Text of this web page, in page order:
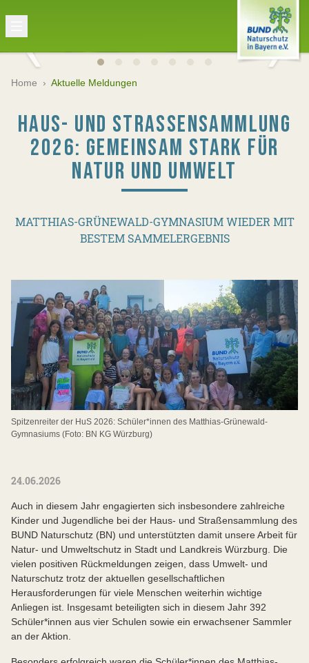
Home › Aktuelle Meldungen
HAUS- UND STRASSENSAMMLUNG 2
026: GEMEINSAM STARK FÜR N
ATUR UND UMWELT
MATTHIAS-GRÜNEWALD-GYMNASIUM WIEDER MIT
BESTEM SAMMELERGEBNIS
Spitzenreiter der HuS 2026: Schüler*innen des Matthias-Grünewald-
Gymnasiums (Foto: BN KG Würzburg)
24.06.2026
Auch in diesem Jahr engagierten sich insbesondere zahlreiche
Kinder und Jugendliche bei der Haus- und Straßensammlung des
BUND Naturschutz (BN) und unterstützten damit unsere Arbeit für
Natur- und Umweltschutz in Stadt und Landkreis Würzburg. Die
vielen positiven Rückmeldungen zeigen, dass Umwelt- und
Naturschutz trotz der aktuellen gesellschaftlichen
Herausforderungen für viele Menschen weiterhin wichtige
Anliegen ist. Insgesamt beteiligten sich in diesem Jahr 392
Schüler*innen aus vier Schulen sowie ein erwachsener Sammler
an der Aktion.